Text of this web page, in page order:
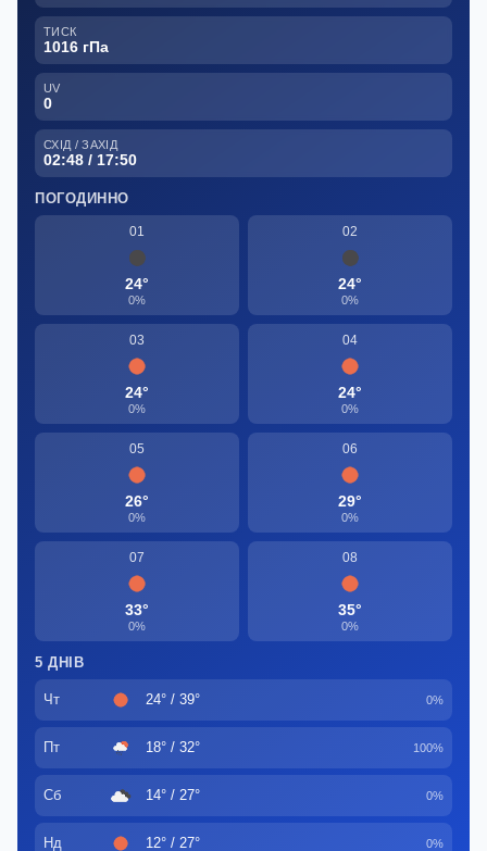
ТИСК
1016 гПа
UV
0
СХІД / ЗАХІД
02:48 / 17:50
ПОГОДИННО
01
24°
0%
02
24°
0%
03
24°
0%
04
24°
0%
05
26°
0%
06
29°
0%
07
33°
0%
08
35°
0%
5 ДНІВ
Чт 24° / 39° 0%
Пт 18° / 32° 100%
Сб 14° / 27° 0%
Нд 12° / 27° 0%